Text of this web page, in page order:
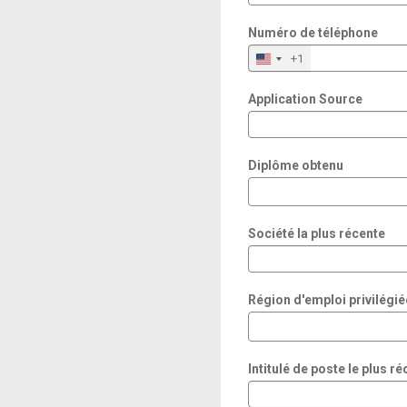
Numéro de téléphone
+1
Application Source
Diplôme obtenu
Société la plus récente
Région d'emploi
Intitulé de poste le plus